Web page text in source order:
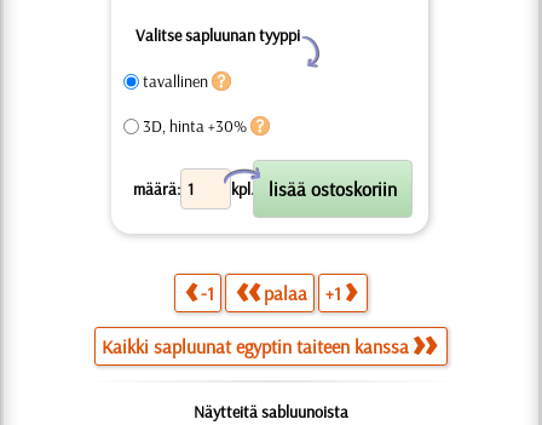
Valitse sapluunan tyyppi
Y
tavallinen
3D, hinta +30%
määrä: kpl.
X
-1 palaa +1
Kaikki sapluunat egyptin taiteen kanssa
Näytteitä sabluunoista